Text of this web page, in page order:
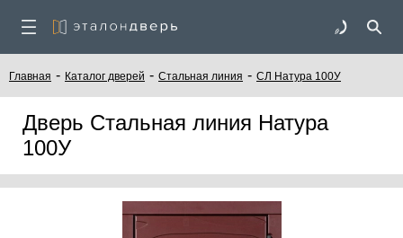
Главная - Каталог дверей - Стальная линия - СЛ Натура 100У
Дверь Стальная линия Натура
100У